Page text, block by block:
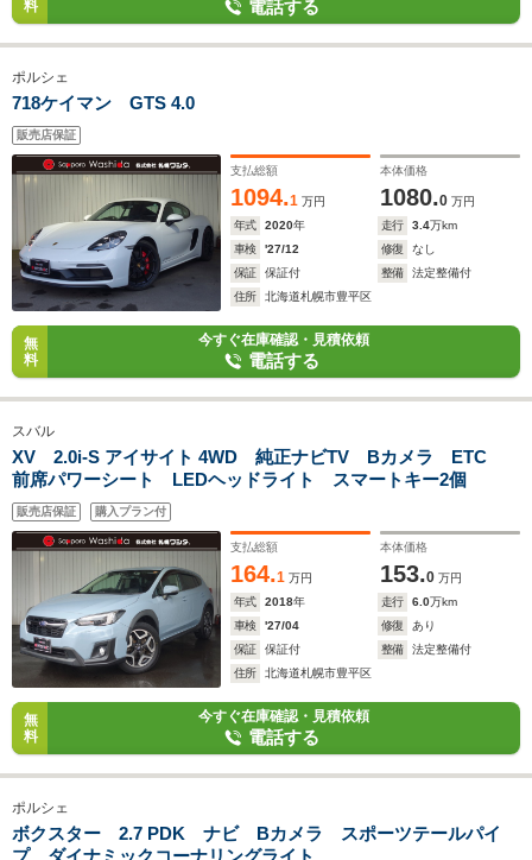
料
電話する
ポルシェ
718ケイマン GTS 4.0
販売店保証
支払総額
1094.1 万円
本体価格
1080.0 万円
年式
2020年 走行 3.4万km
車検
'27/12 修復
なし
保証
保証付 整備
法定整備付
住所
北海道札幌市豊平区
無
料
今すぐ在庫確認・見積依頼
電話する
スバル
XV 2.0i-S アイサイト 4WD 純正ナビTV Bカメラ ETC
前席パワーシート LEDヘッドライト スマートキー2個
販売店保証 購入プラン付
支払総額
164.1 万円
本体価格
153.0 万円
年式
2018年 走行 6.0万km
車検
'27/04 修復
あり
保証
保証付 整備
法定整備付
住所
北海道札幌市豊平区
無
料
今すぐ在庫確認・見積依頼
電話する
ポルシェ
ボクスター 2.7 PDK ナビ Bカメラ スポーツテールパイ
プ ダイナミックコーナリングライト